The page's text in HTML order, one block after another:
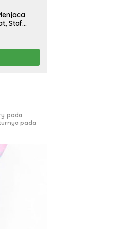
yang
Kasus
Staf
USU
pada
pada